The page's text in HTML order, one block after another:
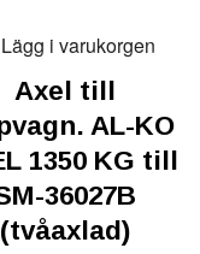
Lägg i varukorgen
Axel till
AL-KO
1350 KG till
36027B
(tvåaxlad)